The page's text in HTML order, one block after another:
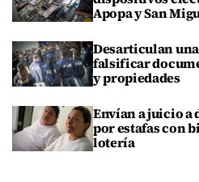
Apopa y San
Desarticulan
falsificar
y propiedades
Envían a juicio a
por estafas con
lotería